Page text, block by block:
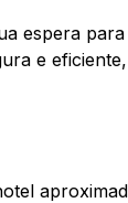
espera
e